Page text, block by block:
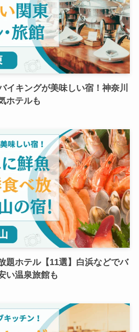
イキングが美味しい宿！神奈川
ホテルも
題ホテル【11選】白浜などでバ
い温泉旅館も